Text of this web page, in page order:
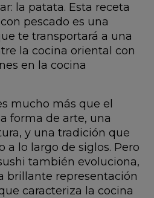
la patata. Esta receta
pescado es una
te transportará a una
la cocina oriental con
en la cocina
mucho más que el
forma de arte, una
y una tradición que
a lo largo de siglos. Pero
también evoluciona,
brillante representación
caracteriza la cocina